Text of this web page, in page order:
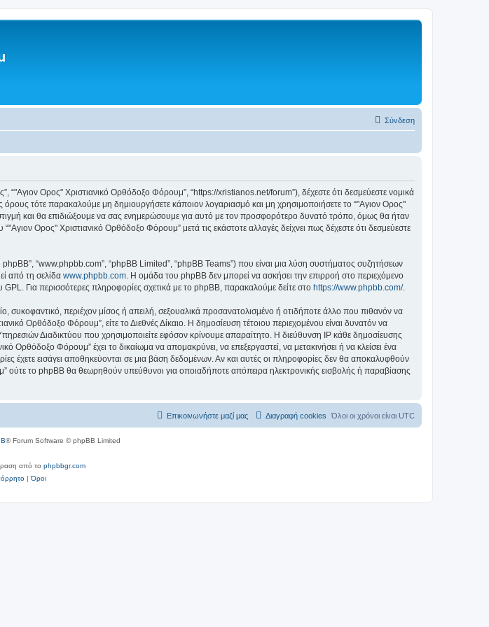
Σύνδεση
“"Αγιον Ορος" Χριστιανικό Ορθόδοξο Φόρουμ”, “https://xristianos.net/forum”), δέχεστε ότι δεσμεύεστε νομικά
τότε παρακαλούμε μη δημιουργήσετε κάποιον λογαριασμό και μη χρησιμοποιήσετε το “"Αγιον Ορος"
και θα επιδιώξουμε να σας ενημερώσουμε για αυτό με τον προσφορότερο δυνατό τρόπο, όμως θα ήταν
Ορος" Χριστιανικό Ορθόδοξο Φόρουμ” μετά τις εκάστοτε αλλαγές δείχνει πως δέχεστε ότι δεσμεύεστε
phpBB”, “www.phpbb.com”, “phpBB Limited”, “phpBB Teams”) που είναι μια λύση συστήματος συζητήσεων
από τη σελίδα www.phpbb.com. Η ομάδα του phpBB δεν μπορεί να ασκήσει την επιρροή στο περιεχόμενο
Για περισσότερες πληροφορίες σχετικά με το phpBB, παρακαλούμε δείτε στο https://www.phpbb.com/.
συκοφαντικό, περιέχον μίσος ή απειλή, σεξουαλικά προσανατολισμένο ή οτιδήποτε άλλο που πιθανόν να
Ορθόδοξο Φόρουμ”, είτε το Διεθνές Δίκαιο. Η δημοσίευση τέτοιου περιεχομένου είναι δυνατόν να
Διαδικτύου που χρησιμοποιείτε εφόσον κρίνουμε απαραίτητο. Η διεύθυνση IP κάθε δημοσίευσης
Ορθόδοξο Φόρουμ” έχει το δικαίωμα να απομακρύνει, να επεξεργαστεί, να μετακινήσει ή να κλείσει ένα
έχετε εισάγει αποθηκεύονται σε μια βάση δεδομένων. Αν και αυτές οι πληροφορίες δεν θα αποκαλυφθούν
ούτε το phpBB θα θεωρηθούν υπεύθυνοι για οποιαδήποτε απόπειρα ηλεκτρονικής εισβολής ή παραβίασης
Όλοι οι χρόνοι είναι UTC
Διαγραφή cookies
Επικοινωνήστε μαζί μας
® Forum Software © phpBB Limited
από το phpbbgr.com
|Όροι